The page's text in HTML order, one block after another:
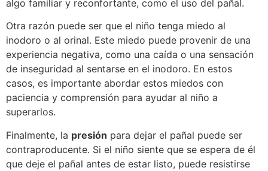
algo familiar y reconfortante, como el uso del pañal.
Otra razón puede ser que el niño tenga miedo al
inodoro o al orinal. Este miedo puede provenir de una
experiencia negativa, como una caída o una sensación
de inseguridad al sentarse en el inodoro. En estos
casos, es importante abordar estos miedos con
paciencia y comprensión para ayudar al niño a
superarlos.
Finalmente, la presión para dejar el pañal puede ser
contraproducente. Si el niño siente que se espera de él
que deje el pañal antes de estar listo, puede resistirse